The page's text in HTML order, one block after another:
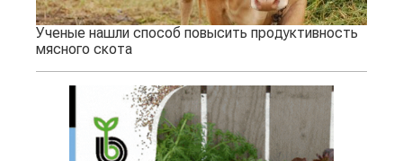
Ученые нашли способ повысить продуктивность
мясного скота